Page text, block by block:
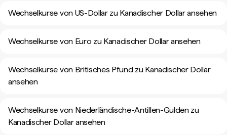
Wechselkurse von US-Dollar zu Kanadischer Dollar ansehen
Wechselkurse von Euro zu Kanadischer Dollar ansehen
Wechselkurse von Britisches Pfund zu Kanadischer Dollar
ansehen
Wechselkurse von Niederländische-Antillen-Gulden zu
Kanadischer Dollar ansehen